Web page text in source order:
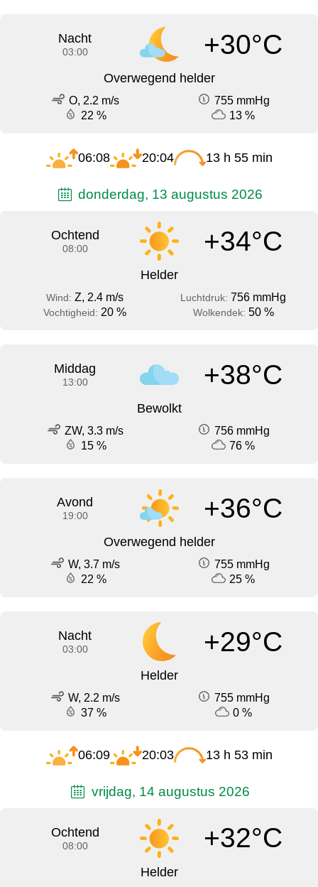
Nacht
03:00 +30°C
Overwegend helder
O, 2.2 m/s
755 mmHg
22 %
13 %
06:08 20:04 13 h 55 min
donderdag, 13 augustus 2026
Ochtend
08:00 +34°C
Helder
Wind: Z, 2.4 m/s Luchtdruk: 756 mmHg
Vochtigheid: 20 % Wolkendek: 50 %
Middag
13:00 +38°C
Bewolkt
ZW, 3.3 m/s
756 mmHg
15 %
76 %
Avond
19:00 +36°C
Overwegend helder
W, 3.7 m/s
755 mmHg
22 %
25 %
Nacht
03:00 +29°C
Helder
W, 2.2 m/s
755 mmHg
37 %
0 %
06:09 20:03 13 h 53 min
vrijdag, 14 augustus 2026
Ochtend
08:00 +32°C
Helder